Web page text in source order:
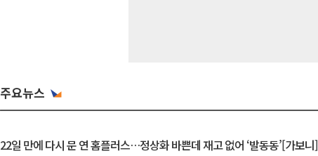
주요뉴스
22일 만에 다시 문 연 홈플러스…정상화 바쁜데 재고 없어 ‘발동동’[가보니]